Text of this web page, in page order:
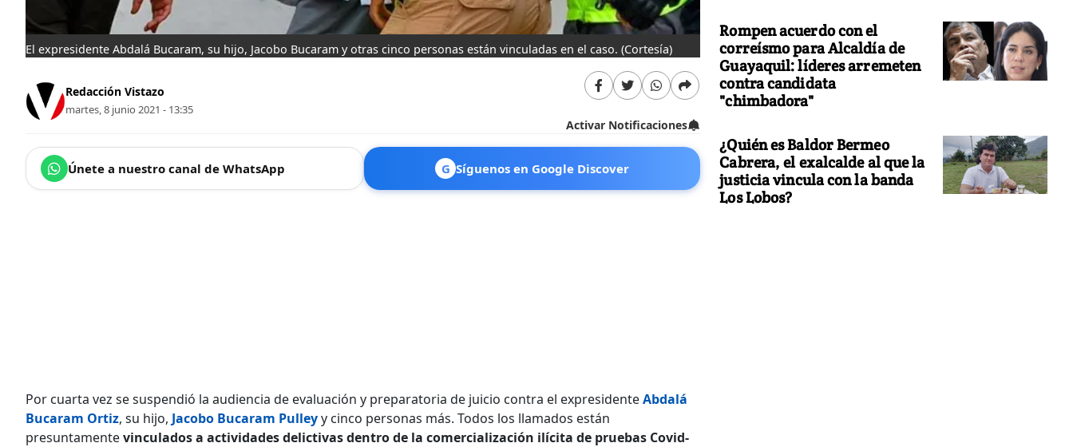
El expresidente Abdalá Bucaram, su hijo, Jacobo Bucaram y otras cinco personas están vinculadas en el caso. (Cortesía)
Redacción Vistazo
martes, 8 junio 2021 - 13:35
Activar Notificaciones
Únete a nuestro canal de WhatsApp G Síguenos en Google Discover
Por cuarta vez se suspendió la audiencia de evaluación y preparatoria de juicio contra el expresidenteAbdalá
Bucaram Ortiz, su hijo, Jacobo Bucaram Pulleyy cinco personas más. Todos los llamados están
presuntamentevinculados a actividades delictivas dentro de la comercialización ilícita de pruebas Covid-
Rompen acuerdo con el
correísmo para Alcaldía de
Guayaquil: líderes arremeten
contra candidata
"chimbadora"
¿Quién es Baldor Bermeo
Cabrera, el exalcalde al que la
justicia vincula con la banda
Los Lobos?